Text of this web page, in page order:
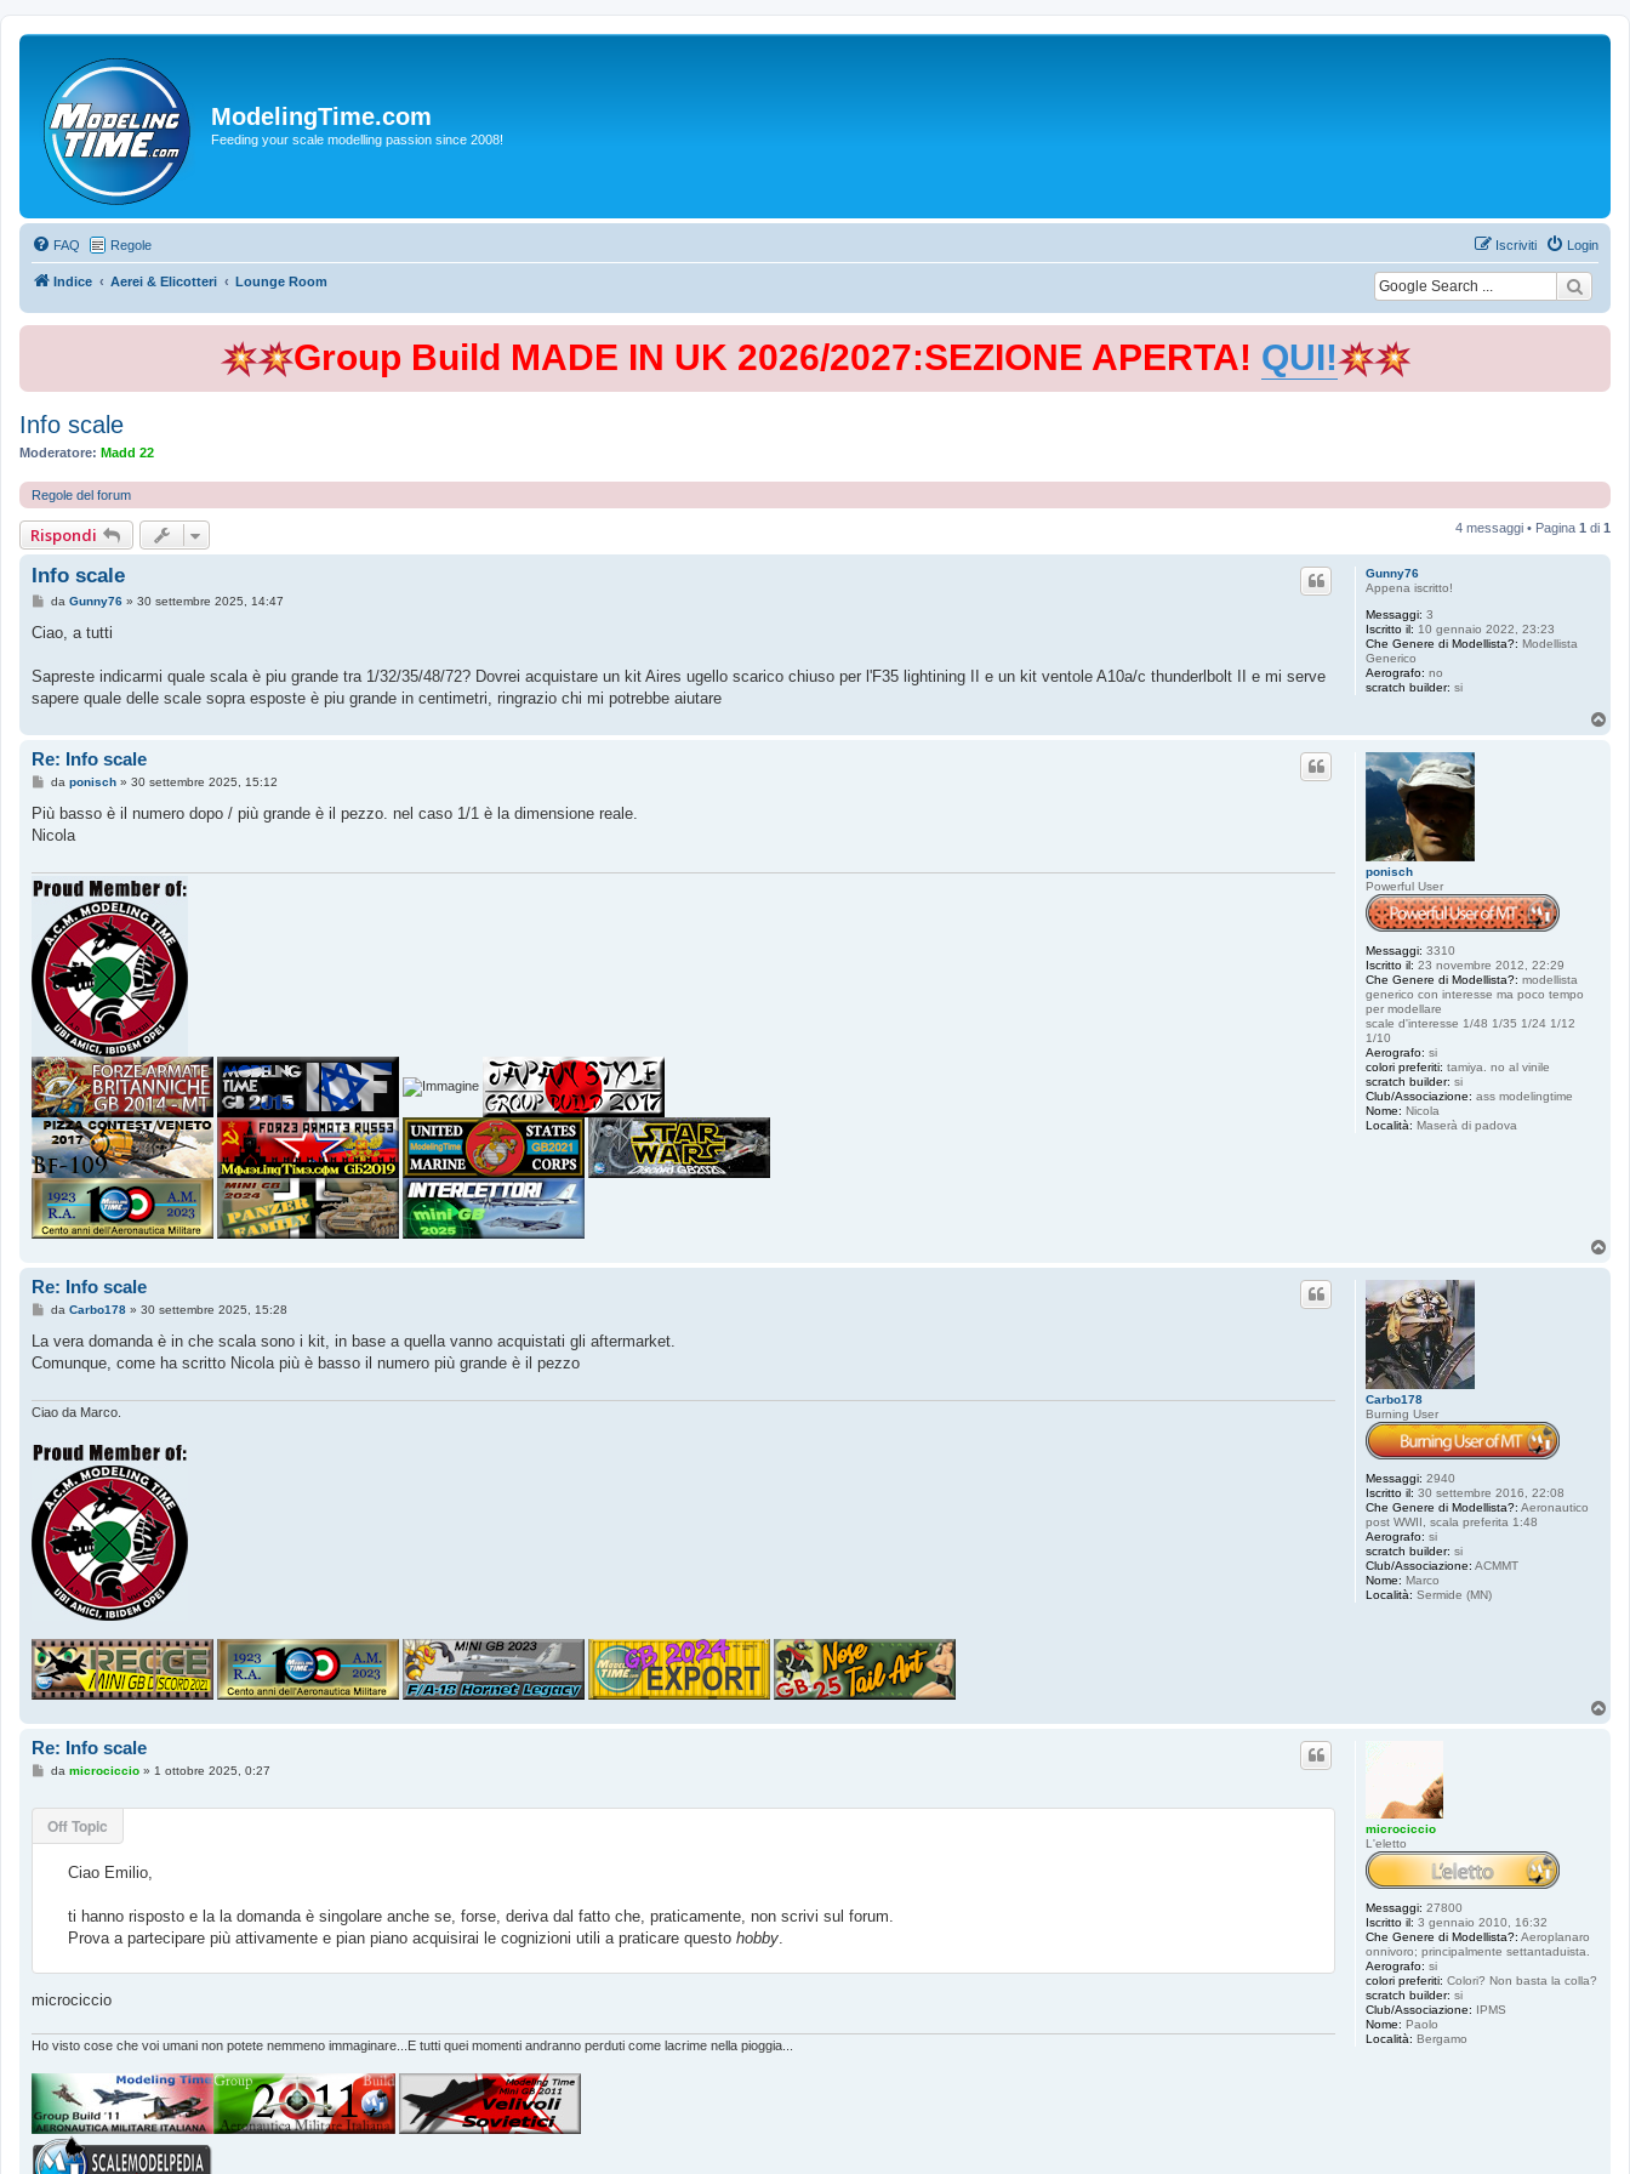
ModelingTime.com
Feeding your scale modelling passion since 2008!
FAQ Regole Login
Iscriviti
Indice Aerei & Elicotteri Lounge Room
Group Build MADE IN UK 2026/2027:SEZIONE APERTA! QUI!
Info scale
Moderatore: Madd 22
Regole del forum
Rispondi 4 messaggi • Pagina 1 di 1
Gunny76
Appena iscritto!
Messaggi: 3
Iscritto il: 10 gennaio 2022, 23:23
Che Genere di Modellista?: Modellista
Generico
Aerografo: no
scratch builder: si
Info scale
M
s
g
g
i
da Gunny76» 30 settembre 2025, 14:47
Ciao, a tutti
Sapreste indicarmi quale scala è piu grande tra 1/32/35/48/72? Dovrei acquistare un kit Aires ugello scarico chiuso per l'F35 lightining II e un kit ventole A10a/c thunderlbolt II e mi serve
sapere quale delle scale sopra esposte è piu grande in centimetri, ringrazio chi mi potrebbe aiutare
ponisch
Powerful User
Messaggi: 3310
Iscritto il: 23 novembre 2012, 22:29
Che Genere di Modellista?: modellista
generico con interesse ma poco tempo
per modellare
scale d'interesse 1/48 1/35 1/24 1/12
1/10
Aerografo: si
colori preferiti: tamiya. no al vinile
scratch builder: si
Club/Associazione: ass modelingtime
Nome: Nicola
Località: Maserà di padova
Re: Info scale
M
s
a
i
o
da ponisch» 30 settembre 2025, 15:12
Più basso è il numero dopo / più grande è il pezzo. nel caso 1/1 è la dimensione reale.
Nicola
Carbo178
Burning User
Messaggi: 2940
Iscritto il: 30 settembre 2016, 22:08
Che Genere di Modellista?: Aeronautico
post WWII, scala preferita 1:48
Aerografo: si
scratch builder: si
Club/Associazione: ACMMT
Nome: Marco
Località: Sermide (MN)
Re: Info scale
M
s
a
i
da Carbo178» 30 settembre 2025, 15:28
La vera domanda è in che scala sono i kit, in base a quella vanno acquistati gli aftermarket.
Comunque, come ha scritto Nicola più è basso il numero più grande è il pezzo
Ciao da Marco.
microciccio
L'eletto
Messaggi: 27800
Iscritto il: 3 gennaio 2010, 16:32
Che Genere di Modellista?: Aeroplanaro
onnivoro; principalmente settantaduista.
Aerografo: si
colori preferiti: Colori? Non basta la colla?
scratch builder: si
Club/Associazione: IPMS
Nome: Paolo
Località: Bergamo
Re: Info scale
M
a
g
da microciccio» 1 ottobre 2025, 0:27
Off Topic
Ciao Emilio,
ti hanno risposto e la la domanda è singolare anche se, forse, deriva dal fatto che, praticamente, non scrivi sul forum.
Prova a partecipare più attivamente e pian piano acquisirai le cognizioni utili a praticare questo hobby.
microciccio
Ho visto cose che voi umani non potete nemmeno immaginare...E tutti quei momenti andranno perduti come lacrime nella pioggia...